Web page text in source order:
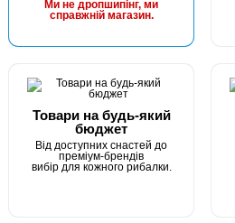
Ми не дропшипінг, ми
справжній магазин.
Товари на будь-який
бюджет
Від доступних снастей до
преміум-брендів
вибір для кожного рибалки.